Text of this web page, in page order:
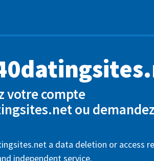
votre compte
ou
a data deletion or access
independent service.